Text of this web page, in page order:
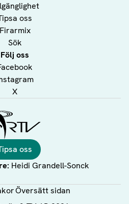
oss
Firarmix
Sök
Följ oss
X
oss
Heidi Grandell-Sonck
Översätt sidan